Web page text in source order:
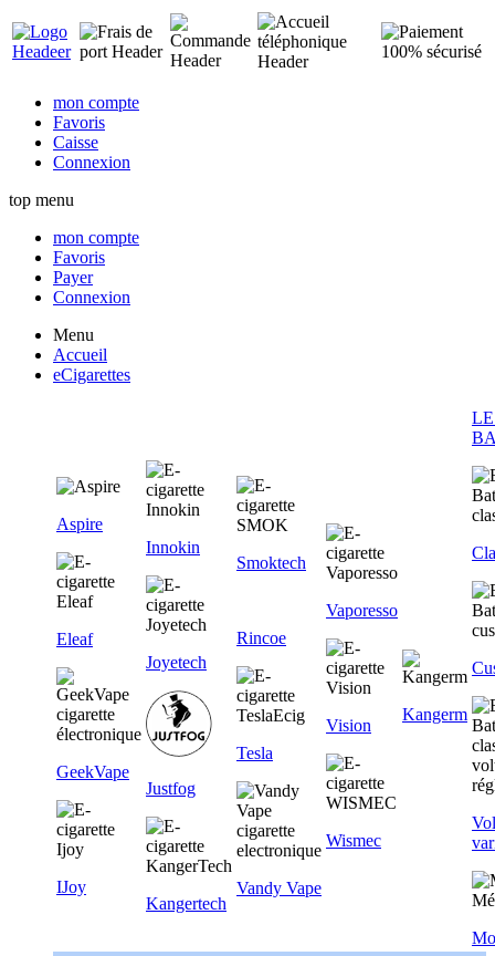
mon compte
Favoris
Caisse
Connexion
top menu
mon compte
Favoris
Payer
Connexion
Menu
Accueil
eCigarettes
Aspire
Eleaf
GeekVape
IJoy
Innokin
Joyetech
Justfog
Kangertech
Smoktech
Rincoe
Tesla
Vandy Vape
Vaporesso
Vision
Wismec
Kangerm